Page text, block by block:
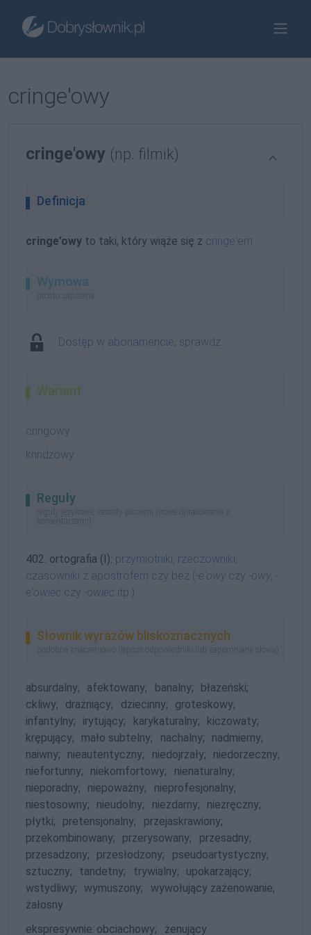
cringe'owy
cringe'owy (np. filmik)
Definicja
cringe’owy to taki, który wiąże się z cringe'em
Wymowa
prosto zapisana
Dostęp w abonamencie, sprawdź
Wariant
cringowy
krindżowy
Reguły
reguły językowe, zasady pisowni (nowe opracowanie z
komentarzami)
402. ortografia (I): przymiotniki, rzeczowniki,
czasowniki z apostrofem czy bez (-e'owyczy -owy, -
e'owiec czy -owiec itp.)
Słownik wyrazów bliskoznacznych
podobne znaczeniowo (lepsze odpowiedniki lub zapomniane słowa)
absurdalny; afektowany; banalny;
błazeński;
ckliwy;
drażniący; dziecinny;
groteskowy;
infantylny;
irytujący; karykaturalny;
kiczowaty;
krępujący;
mało subtelny; nachalny;
nadmierny;
naiwny;
nieautentyczny; niedojrzały;
niedorzeczny;
niefortunny;
niekomfortowy;
nienaturalny;
nieporadny;
niepoważny;
nieprofesjonalny;
niestosowny;
nieudolny; niezdarny;
niezręczny;
płytki;
pretensjonalny;
przejaskrawiony;
przekombinowany;
przerysowany;
przesadny;
przesadzony;
przesłodzony;
pseudoartystyczny;
sztuczny;
tandetny; trywialny;
upokarzający;
wstydliwy; wymuszony;
wywołujący zażenowanie;
żałosny
ekspresywnie: obciachowy; żenujący